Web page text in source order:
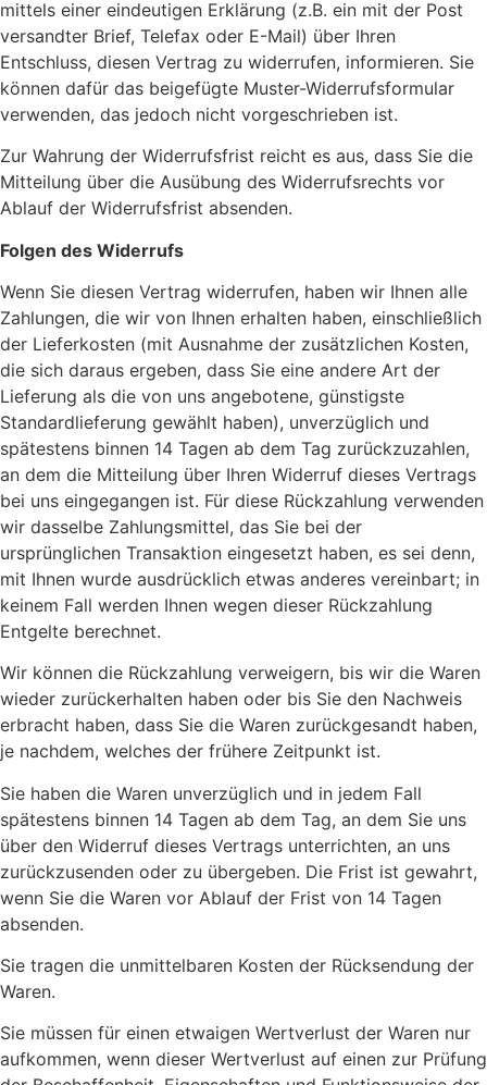
mittels einer eindeutigen Erklärung (z.B. ein mit der Post
versandter Brief, Telefax oder E-Mail) über Ihren
Entschluss, diesen Vertrag zu widerrufen, informieren. Sie
können dafür das beigefügte Muster-Widerrufsformular
verwenden, das jedoch nicht vorgeschrieben ist.
Zur Wahrung der Widerrufsfrist reicht es aus, dass Sie die
Mitteilung über die Ausübung des Widerrufsrechts vor
Ablauf der Widerrufsfrist absenden.
Folgen des Widerrufs
Wenn Sie diesen Vertrag widerrufen, haben wir Ihnen alle
Zahlungen, die wir von Ihnen erhalten haben, einschließlich
der Lieferkosten (mit Ausnahme der zusätzlichen Kosten,
die sich daraus ergeben, dass Sie eine andere Art der
Lieferung als die von uns angebotene, günstigste
Standardlieferung gewählt haben), unverzüglich und
spätestens binnen 14 Tagen ab dem Tag zurückzuzahlen,
an dem die Mitteilung über Ihren Widerruf dieses Vertrags
bei uns eingegangen ist. Für diese Rückzahlung verwenden
wir dasselbe Zahlungsmittel, das Sie bei der
ursprünglichen Transaktion eingesetzt haben, es sei denn,
mit Ihnen wurde ausdrücklich etwas anderes vereinbart; in
keinem Fall werden Ihnen wegen dieser Rückzahlung
Entgelte berechnet.
Wir können die Rückzahlung verweigern, bis wir die Waren
wieder zurückerhalten haben oder bis Sie den Nachweis
erbracht haben, dass Sie die Waren zurückgesandt haben,
je nachdem, welches der frühere Zeitpunkt ist.
Sie haben die Waren unverzüglich und in jedem Fall
spätestens binnen 14 Tagen ab dem Tag, an dem Sie uns
über den Widerruf dieses Vertrags unterrichten, an uns
zurückzusenden oder zu übergeben. Die Frist ist gewahrt,
wenn Sie die Waren vor Ablauf der Frist von 14 Tagen
absenden.
Sie tragen die unmittelbaren Kosten der Rücksendung der
Waren.
Sie müssen für einen etwaigen Wertverlust der Waren nur
aufkommen, wenn dieser Wertverlust auf einen zur Prüfung